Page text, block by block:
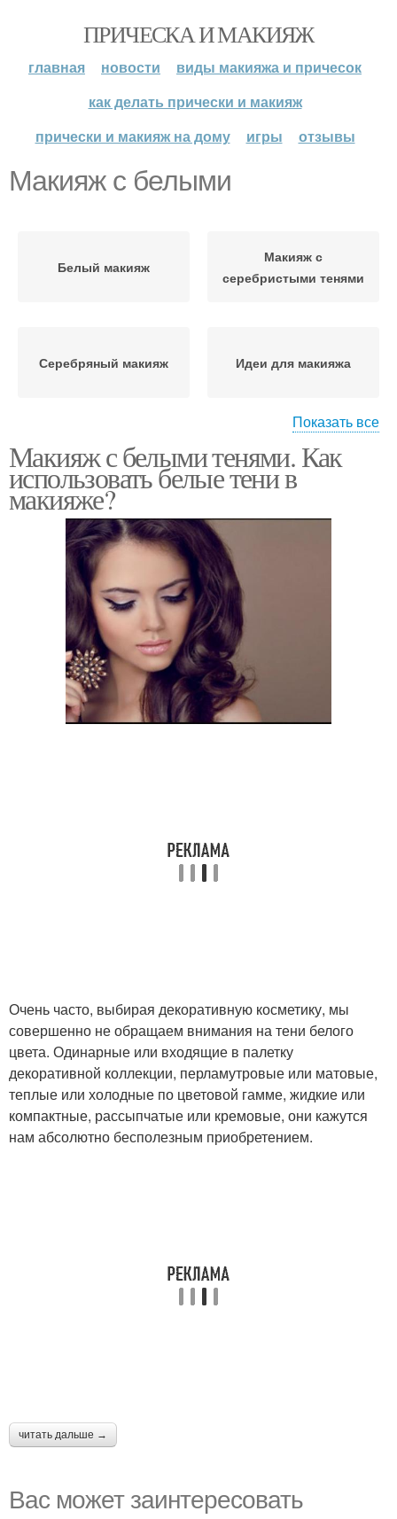
ПРИЧЕСКА И МАКИЯЖ
главная новости
виды макияжа и причесок
как делать прически и макияж
прически и макияж на дому
игры отзывы
Макияж с белыми
Белый макияж
Макияж с
серебристыми тенями
Серебряный макияж Идеи для макияжа
Макияж для глаз
Показать все
Макияж с белыми тенями. Как
использовать белые тени в
макияже?
Очень часто, выбирая декоративную косметику, мы
совершенно не обращаем внимания на тени белого
цвета. Одинарные или входящие в палетку
декоративной коллекции, перламутровые или матовые,
теплые или холодные по цветовой гамме, жидкие или
компактные, рассыпчатые или кремовые, они кажутся
нам абсолютно бесполезным приобретением.
читать дальше →
Вас может заинтересовать